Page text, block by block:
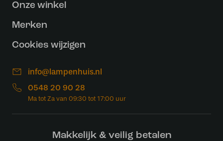
Onze winkel
Merken
Cookies wijzigen
info@lampenhuis.nl
0548 20 90 28
Makkelijk & veilig betalen